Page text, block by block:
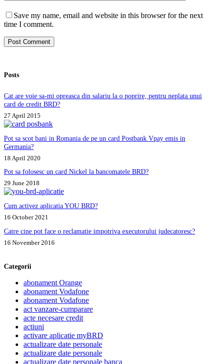
Save my name, email and website in this browser for the next
time I comment.
Post Comment
Posts
Cat are voie sa-mi opreasca din salariu la o poprire, pentru neplata unui
card de credit BRD?
27 April 2015
Pot sa scot bani in Romania de pe un card Postbank Vpay emis in
Germania?
18 April 2020
Pot sa folosesc un card Nickel la bancomatele BRD?
29 June 2018
Cum activez aplicatia YOU BRD?
16 October 2021
Catre cine pot face o reclamatie impotriva executorului judecatoresc?
16 November 2016
Categorii
abonament Orange
abonament Vodafone
abonament Vodafone
act vanzare-cumparare
acte necesare credit
actiuni
activare aplicatie myBRD
actualizare date personale
actualizare date personale
actualizare date personale banca